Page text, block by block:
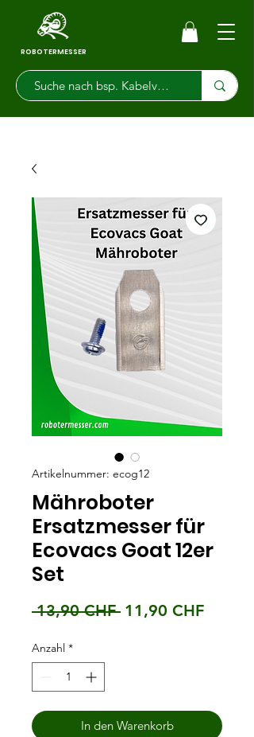
ROBOTERMESSER
Artikelnummer: ecog12
Mähroboter
Ersatzmesser für
Ecovacs Goat 12er
Set
13,90 CHF Standardpreis
11,90 CHFSale-
Anzahl *
In den Warenkorb